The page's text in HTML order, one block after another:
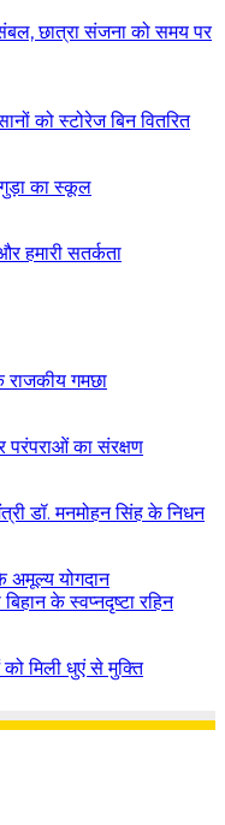
संबल, छात्रा संजना को समय पर
को स्टोरेज बिन वितरित
का स्कूल
हमारी सतर्कता
राजकीय गमछा
का संरक्षण
डॉ. मनमोहन सिंह के निधन
के स्वप्नदृष्टा रहिन
मिली धुएं से मुक्ति